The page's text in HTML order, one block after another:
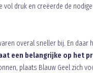
druk en creëerde de
overal sneller bij. En daar
een belangrijke op het
plaats Blauw Geel zich